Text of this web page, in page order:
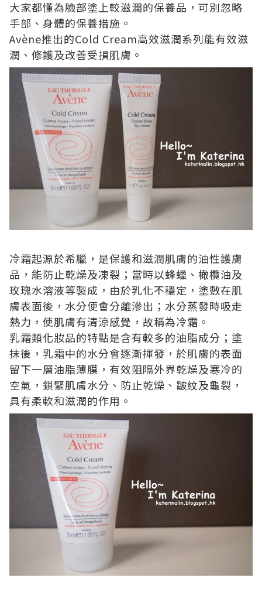
大家都懂為臉部塗上較滋潤的保養品，可別忽略
手部、身體的保養措施。
Avène推出的Cold Cream高效滋潤系列能有效滋
潤、修護及改善受損肌膚。
冷霜起源於希臘，是保護和滋潤肌膚的油性護膚
品，能防止乾燥及凍裂；當時以蜂蠟、橄欖油及
玫瑰水溶液等製成，由於乳化不穩定，塗敷在肌
膚表面後，水分便會分離滲出；水分蒸發時吸走
熱力，使肌膚有清涼感覺，故稱為冷霜。
乳霜類化妝品的特點是含有較多的油脂成分；塗
抹後，乳霜中的水分會逐漸揮發，於肌膚的表面
留下一層油脂薄膜，有效阻隔外界乾燥及寒冷的
空氣，鎖緊肌膚水分、防止乾燥、皺紋及龜裂，
具有柔軟和滋潤的作用。